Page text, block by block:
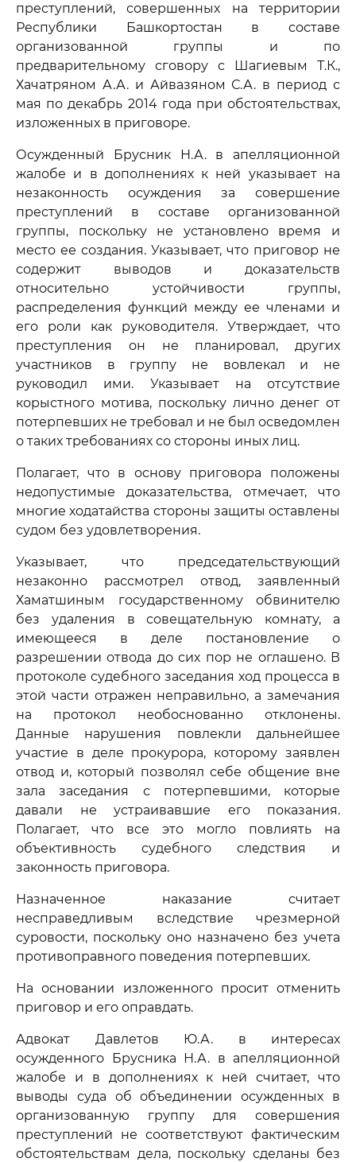
преступлений, совершенных на территории
Республики Башкортостан в составе
организованной группы и по
предварительному сговору с Шагиевым Т.К.,
Хачатряном А.А. и Айвазяном С.А. в период с
мая по декабрь 2014 года при обстоятельствах,
изложенных в приговоре.
Осужденный Брусник Н.А. в апелляционной
жалобе и в дополнениях к ней указывает на
незаконность осуждения за совершение
преступлений в составе организованной
группы, поскольку не установлено время и
место ее создания. Указывает, что приговор не
содержит выводов и доказательств
относительно устойчивости группы,
распределения функций между ее членами и
его роли как руководителя. Утверждает, что
преступления он не планировал, других
участников в группу не вовлекал и не
руководил ими. Указывает на отсутствие
корыстного мотива, поскольку лично денег от
потерпевших не требовал и не был осведомлен
о таких требованиях со стороны иных лиц.
Полагает, что в основу приговора положены
недопустимые доказательства, отмечает, что
многие ходатайства стороны защиты оставлены
судом без удовлетворения.
Указывает, что председательствующий
незаконно рассмотрел отвод, заявленный
Хаматшиным государственному обвинителю
без удаления в совещательную комнату, а
имеющееся в деле постановление о
разрешении отвода до сих пор не оглашено. В
протоколе судебного заседания ход процесса в
этой части отражен неправильно, а замечания
на протокол необоснованно отклонены.
Данные нарушения повлекли дальнейшее
участие в деле прокурора, которому заявлен
отвод и, который позволял себе общение вне
зала заседания с потерпевшими, которые
давали не устраивавшие его показания.
Полагает, что все это могло повлиять на
объективность судебного следствия и
законность приговора.
Назначенное наказание считает
несправедливым вследствие чрезмерной
суровости, поскольку оно назначено без учета
противоправного поведения потерпевших.
На основании изложенного просит отменить
приговор и его оправдать.
Адвокат Давлетов Ю.А. в интересах
осужденного Брусника Н.А. в апелляционной
жалобе и в дополнениях к ней считает, что
выводы суда об объединении осужденных в
организованную группу для совершения
преступлений не соответствуют фактическим
обстоятельствам дела, поскольку сделаны без